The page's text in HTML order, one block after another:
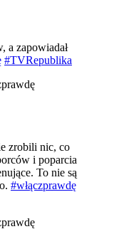
a zapowiadał
#TVRepublika
zrobili nic, co
i poparcia
To nie są
#włączprawdę